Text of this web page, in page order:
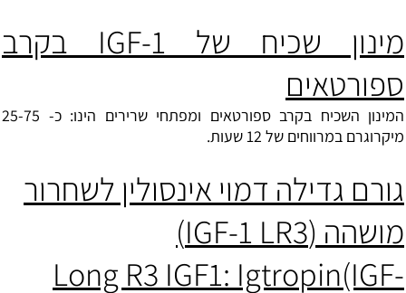
מינון שכיח של IGF-1 בקרב
ספורטאים
המינון השכיח בקרב ספורטאים ומפתחי שרירים הינו: כ- 25-75
מיקרוגרם במרווחים של 12 שעות.
גורם גדילה דמוי אינסולין לשחרור
מושהה (IGF-1 LR3)
Long R3 IGF1: Igtropin(IGF-